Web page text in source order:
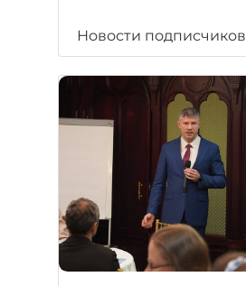
Новости подписчиков